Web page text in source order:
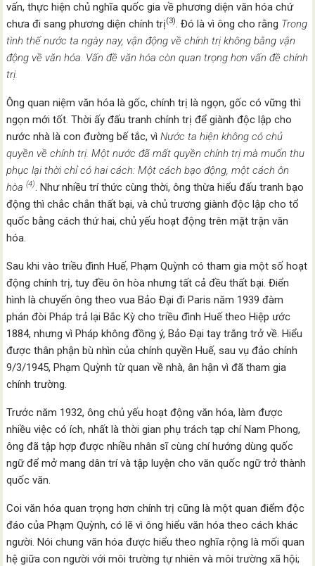
vấn, thực hiện chủ nghĩa quốc gia về phương diện văn hóa chứ
chưa đi sang phương diện chính trị(3). Đó là vì ông cho rằng Trong
tình thế nước ta ngày nay, vận động về chính trị không bằng vận
động về văn hóa. Vấn đề văn hóa còn quan trọng hơn vấn đề chính
trị.
Ông quan niệm văn hóa là gốc, chính trị là ngọn, gốc có vững thì
ngọn mới tốt. Thời ấy đấu tranh chính trị để giành độc lập cho
nước nhà là con đường bế tắc, vìNước ta hiện không có chủ
quyền về chính trị. Một nước đã mất quyền chính trị mà muốn thu
phục lại thời chỉ có hai cách: Một cách bạo động, một cách ôn
hòa(4). Như nhiều trí thức cùng thời, ông thừa hiểu đấu tranh bạo
động thì chắc chắn thất bại, và chủ trương giành độc lập cho tổ
quốc bằng cách thứ hai, chủ yếu hoạt động trên mặt trận văn
hóa.
Sau khi vào triều đình Huế, Phạm Quỳnh có tham gia một số hoạt
động chính trị, tuy đều ôn hòa nhưng tất cả đều thất bại. Điển
hình là chuyến ông theo vua Bảo Đại đi Paris năm 1939 đàm
phán đòi Pháp trả lại Bắc Kỳ cho triều đình Huế theo Hiệp ước
1884, nhưng vì Pháp không đồng ý, Bảo Đại tay trắng trở về. Hiểu
được thân phận bù nhìn của chính quyền Huế, sau vụ đảo chính
9/3/1945, Phạm Quỳnh từ quan về nhà, ân hận vì đã tham gia
chính trường.
Trước năm 1932, ông chủ yếu hoạt động văn hóa, làm được
nhiều việc có ích, nhất là thời gian phụ trách tạp chí Nam Phong,
ông đã tập hợp được nhiều nhân sĩ cùng chí hướng dùng quốc
ngữ để mở mang dân trí và tập luyện cho văn quốc ngữ trở thành
quốc văn.
Coi văn hóa quan trọng hơn chính trị cũng là một quan điểm độc
đáo của Phạm Quỳnh, có lẽ vì ông hiểu văn hóa theo cách khác
người. Nói chung văn hóa được hiểu theo nghĩa rộng là mối quan
hệ giữa con người với môi trường tự nhiên và môi trường xã hội;